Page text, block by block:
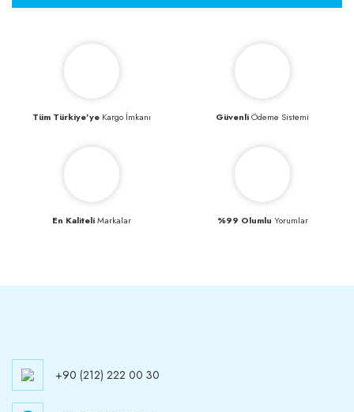
Tüm Türkiye’yeKargo İmkanı GüvenliÖdeme Sistemi
En KaliteliMarkalar %99 Olumlu Yorumlar
+90 (212) 222 00 30